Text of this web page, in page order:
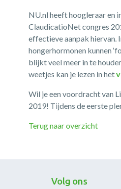
NU.nl heeft hoogleraar en
ClaudicatioNet congres
effectieve aanpak hiervan.
hongerhormonen kunnen
blijkt veel meer in te
weetjes kan je lezen in het
Wil je een voordracht van
2019! Tijdens de eerste
Terug naar overzicht
Volg ons